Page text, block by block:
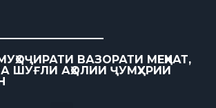
ВАЗОРАТИ МЕҲНАТ,
ШУҒЛИ АҲОЛИИ ҶУМҲУРИИ